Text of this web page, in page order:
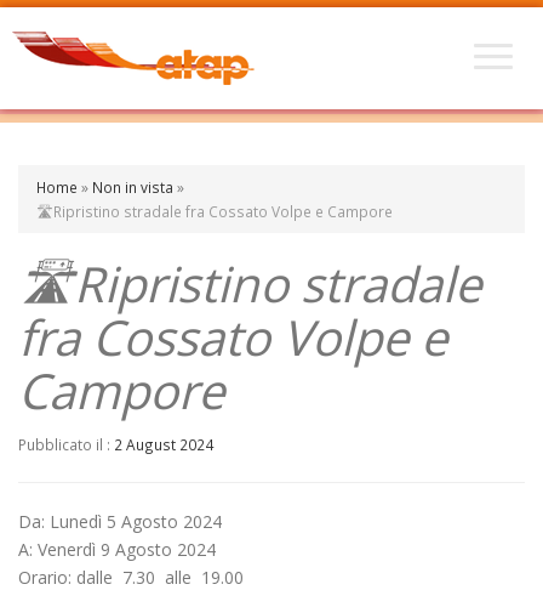
Home » Non in vista »
🛣️Ripristino stradale fra Cossato Volpe e Campore
🛣️Ripristino stradale
fra Cossato Volpe e
Campore
Pubblicato il : 2 August 2024
Da: Lunedì 5 Agosto 2024
A: Venerdì 9 Agosto 2024
Orario: dalle 7.30 alle 19.00